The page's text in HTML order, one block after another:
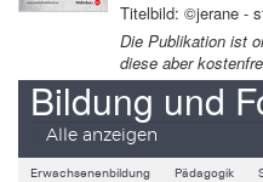
Titelbild: ©jerane -
Die Publikation ist
diese aber
Bildung und
Alle anzeigen
Erwachsenenbildung Pädagogik